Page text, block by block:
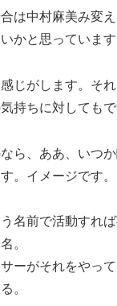
は中村麻美み変
かと思っています
じがします。そ
持ちに対してもで
ら、ああ、いつ
。イメージです。
名前で活動すれ
。
ーがそれをやっ
。